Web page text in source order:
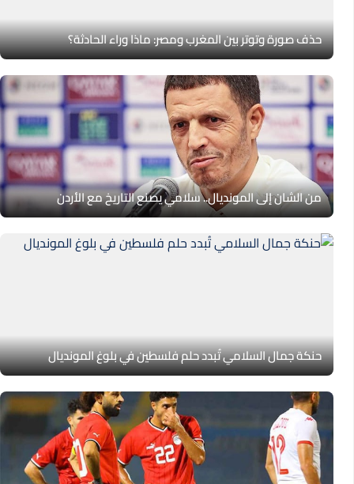
حذف صورة وتوتر بين المغرب ومصر: ماذا وراء الحادثة؟
من الشان إلى المونديال.. سلامي يصنع التاريخ مع الأردن
حنكة جمال السلامي تُبدد حلم فلسطين في بلوغ المونديال